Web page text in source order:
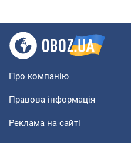
Про компанію
Правова інформація
Реклама на сайті